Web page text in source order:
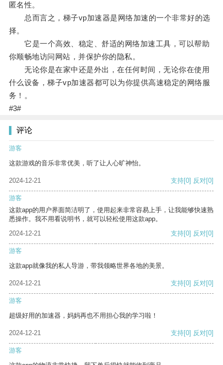
匿名性。
总而言之，梯子vp加速器是网络加速的一个非常好的选
择。
它是一个高效、稳定、舒适的网络加速工具，可以帮助
你顺畅地访问网站，并保护你的隐私。
无论你是在家中还是外出，在任何时间，无论你在使用
什么设备，梯子vp加速器都可以为你提供高速稳定的网络服
务！。
#3#
评论
游客
这款游戏的音乐非常优美，听了让人心旷神怡。
2024-12-21 支持[0] 反对[0]
游客
这款app的用户界面简洁明了，使用起来非常容易上手，让我能够快速熟
悉操作。我不用看说明书，就可以轻松使用这款app。
2024-12-21
支持[0] 反对[0]
游客
这款app就像我的私人导游，带我领略世界各地的美景。
2024-12-21 支持[0] 反对[0]
游客
超级好用的加速器，妈妈再也不用担心我的学习啦！
2024-12-21 支持[0] 反对[0]
游客